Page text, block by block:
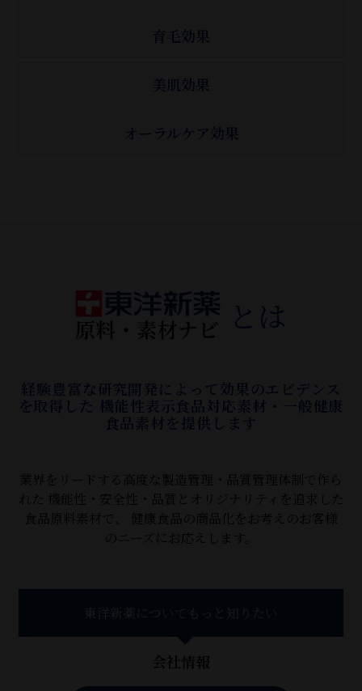
育毛効果
美肌効果
オーラルケア効果
とは
経験豊富な研究開発によって効果のエビデンス
を取得した 機能性表示食品対応素材・一般健康
食品素材を提供します
業界をリードする高度な製造管理・品質管理体制で作ら
れた 機能性・安全性・品質とオリジナリティを追求した
食品原料素材で、
健康食品の商品化をお考えのお客様
のニーズにお応えします。
東洋新薬についてもっと知りたい
会社情報